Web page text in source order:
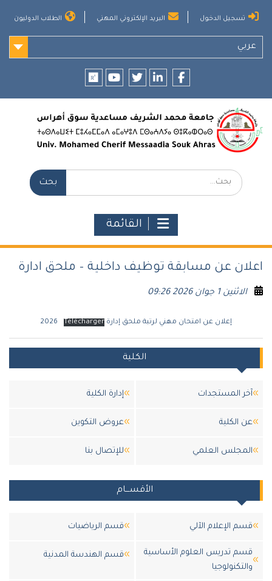
تسجيل الدخول البريد الإلكتروني المهني الطلاب الدوليون
عربي
بحث:
القائمة
اعلان عن مسابقة توظيف داخلية – ملحق ادارة
الاثنين 1 جوان 2026 09:26
إعلان عن امتحان مهني لرتبة ملحق إدارة 2026Télécharger
الكلية
آخر المستجدات إدارة الكلية
عن الكلية عروض التكوين
المجلس العلمي للإتصال بنا
الأقســـام
قسم الإعلام الآلي قسم الرياضيات
قسم تدريس العلوم الأساسية
والتكنولوجيا
قسم الهندسة المدنية